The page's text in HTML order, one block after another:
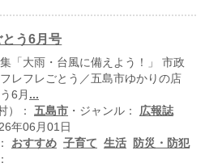
とう6月号
「大雨・台風に備えよう！」 市政
レフレごとう／五島市ゆかりの店
6月 ...
）： 五島市・ジャンル： 広報誌
年06月01日
おすすめ 子育て 生活
防災・防犯
リシタン